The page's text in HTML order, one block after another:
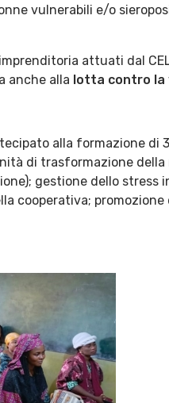
vulnerabili e/o
attuati dal
anche alla lotta contro la
alla formazione di
di trasformazione
gestione dello stress
cooperativa;